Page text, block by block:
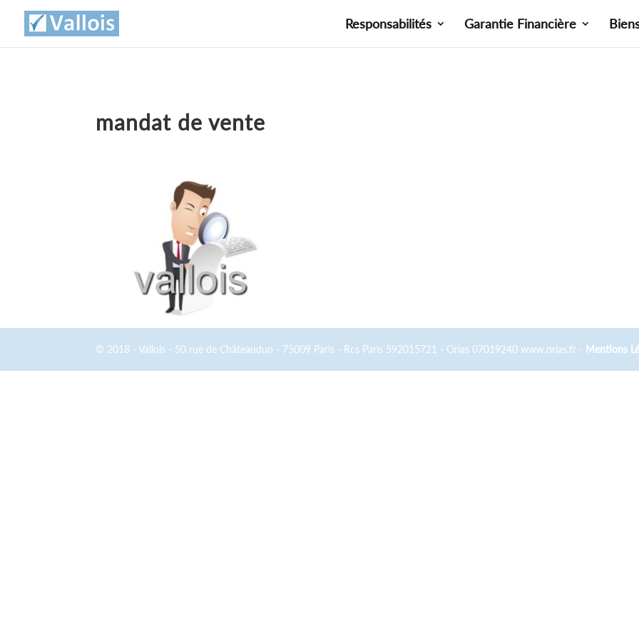
Responsabilités Garantie Financière
mandat de vente
© 2018 - Vallois - 50 rue de Châteaudun - 75009 Paris - Rcs Paris 592015721 - Orias 07019240 www.orias.fr - Mentions